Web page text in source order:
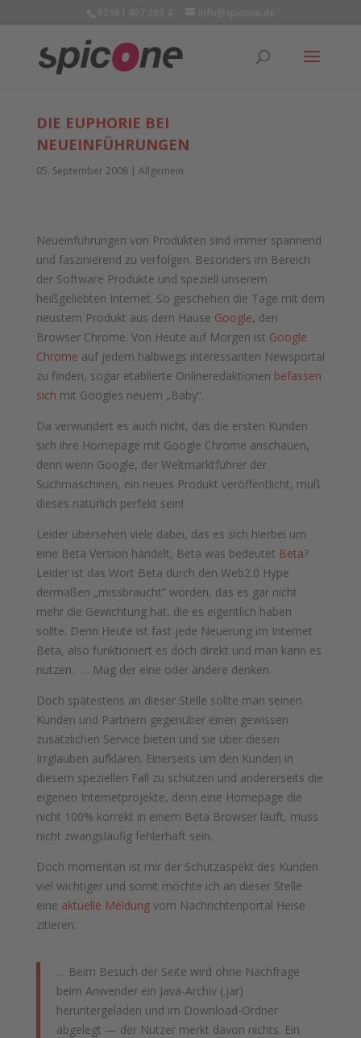
DIE EUPHORIE BEI
NEUEINFÜHRUNGEN
05. September 2008| Allgemein
Neueinführungen von Produkten sind immer spannend
und faszinierend zu verfolgen. Besonders im Bereich
der Software Produkte und speziell unserem
heißgeliebten Internet. So geschehen die Tage mit dem
neustem Produkt aus dem Hause Google, den
Browser Chrome. Von Heute auf Morgen ist Google
Chrome auf jedem halbwegs interessanten Newsportal
zu finden, sogar etablierte Onlineredaktionen befassen
sich mit Googles neuem „Baby“.
Da verwundert es auch nicht, das die ersten Kunden
sich ihre Homepage mit Google Chrome anschauen,
denn wenn Google, der Weltmarktführer der
Suchmaschinen, ein neues Produkt veröffentlicht, muß
dieses natürlich perfekt sein!
Leider übersehen viele dabei, das es sich hierbei um
eine Beta Version handelt, Beta was bedeutet Beta?
Leider ist das Wort Beta durch den Web2.0 Hype
dermaßen „missbraucht“ worden, das es gar nicht
mehr die Gewichtung hat, die es eigentlich haben
sollte. Denn Heute ist fast jede Neuerung im Internet
Beta, also funktioniert es doch direkt und man kann es
nutzen. … Mag der eine oder andere denken.
Doch spätestens an dieser Stelle sollte man seinen
Kunden und Partnern gegenüber einen gewissen
zusätzlichen Service bieten und sie über diesen
Irrglauben aufklären. Einerseits um den Kunden in
diesem speziellen Fall zu schützen und andererseits die
eigenen Internetprojekte, denn eine Homepage die
nicht 100% korrekt in einem Beta Browser läuft, muss
nicht zwangsläufig fehlerhaft sein.
Doch momentan ist mir der Schutzaspekt des Kunden
viel wichtiger und somit möchte ich an dieser Stelle
eine aktuelle Meldungvom Nachrichtenportal Heise
zitieren:
… Beim Besuch der Seite wird ohne Nachfrage
beim Anwender ein Java-Archiv (.jar)
heruntergeladen und im Download-Ordner
abgelegt — der Nutzer merkt davon nichts. Ein